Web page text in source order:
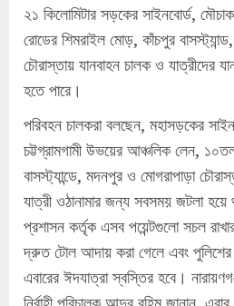
২১ কিলোমিটার সড়কের সাইনবোর্ড, মৌচাক
রোডের শিমরাইল মোড়, কাঁচপুর
চৌরাস্তায় যানবাহন চালক ও যাত্রীদের
হতে পারে।
পরিবহন চালকরা বলছেন, মহাসড়কের
চট্টগ্রামগামী উভয়ের আঞ্চলিক লেন,
বাসস্ট্যান্ডে, মদনপুর ও মোগরাপাড়া
যাত্রী ওঠানামার জন্য সবসময় জটলা
প্রশাসন কর্তৃক এসব পয়েন্টগুলো সচল
দ্রুত টোল আদায় করা গেলে এবং পুলিশের
এবারের ঈদযাত্রা স্বস্তির হবে।